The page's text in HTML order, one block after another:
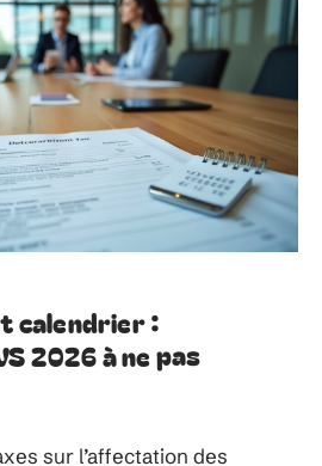
calendrier :
2026 à ne pas
sur l’affectation des